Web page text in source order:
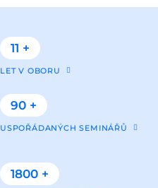
11 +
LET V OBORU
90 +
USPOŘÁDANÝCH SEMINÁŘŮ
1800 +